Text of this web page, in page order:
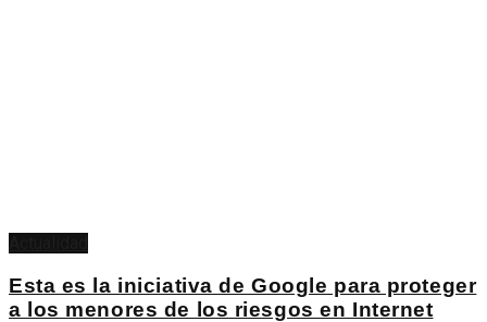
Esta es la iniciativa de Google para proteger
a los menores de los riesgos en Internet